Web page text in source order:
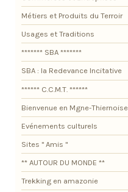
Métiers et Produits du Terroir
Usages et Traditions
******* SBA *******
SBA : la Redevance Incitative
****** C.C.M.T. ******
Bienvenue en Mgne-Thiernoise
Evénements culturels
Sites " Amis "
** AUTOUR DU MONDE **
Trekking en amazonie